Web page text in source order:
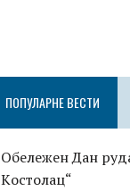
ПОПУЛАРНЕ ВЕСТИ
Обележен Дан
Kостолац“